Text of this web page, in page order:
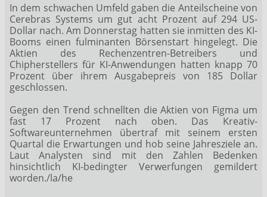
In dem schwachen Umfeld gaben die Anteilscheine von
Cerebras Systems um gut acht Prozent auf 294 US-
Dollar nach. Am Donnerstag hatten sie inmitten des KI-
Booms einen fulminanten Börsenstart hingelegt. Die
Aktien des Rechenzentren-Betreibers und
Chipherstellers für KI-Anwendungen hatten knapp 70
Prozent über ihrem Ausgabepreis von 185 Dollar
geschlossen.
Gegen den Trend schnellten die Aktien von Figma um
fast 17 Prozent nach oben. Das Kreativ-
Softwareunternehmen übertraf mit seinem ersten
Quartal die Erwartungen und hob seine Jahresziele an.
Laut Analysten sind mit den Zahlen Bedenken
hinsichtlich KI-bedingter Verwerfungen gemildert
worden./la/he